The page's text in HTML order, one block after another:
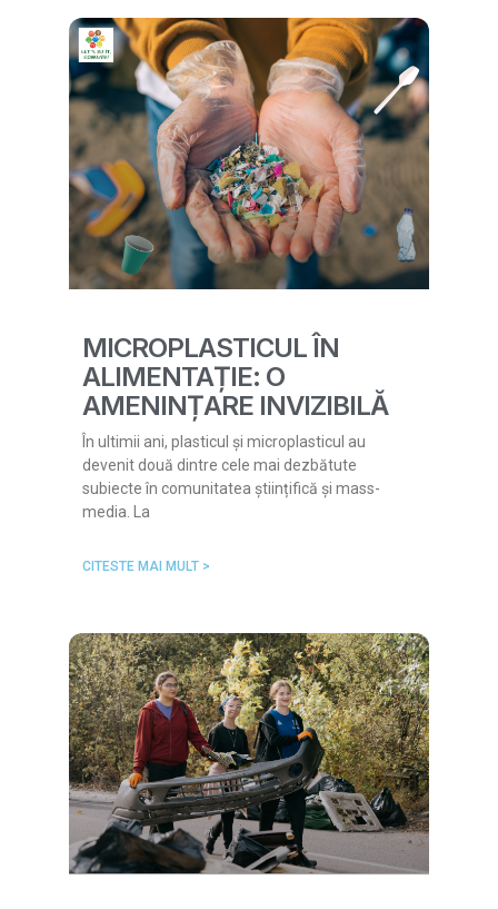
MICROPLASTICUL ÎN
ALIMENTAȚIE: O
AMENINȚARE INVIZIBILĂ
În ultimii ani, plasticul și microplasticul au
devenit două dintre cele mai dezbătute
subiecte în comunitatea științifică și mass-
media. La
CITESTE MAI MULT >